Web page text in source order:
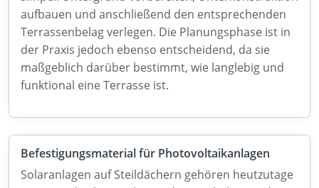
aufbauen und anschließend den entsprechenden
Terrassenbelag verlegen. Die Planungsphase ist in
der Praxis jedoch ebenso entscheidend, da sie
maßgeblich darüber bestimmt, wie langlebig und
funktional eine Terrasse ist.
Befestigungsmaterial für Photovoltaikanlagen
Solaranlagen auf Steildächern gehören heutzutage